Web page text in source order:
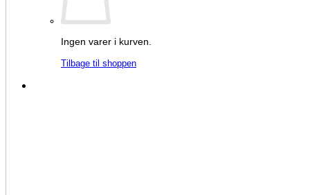
Ingen varer i kurven.
Tilbage til shoppen